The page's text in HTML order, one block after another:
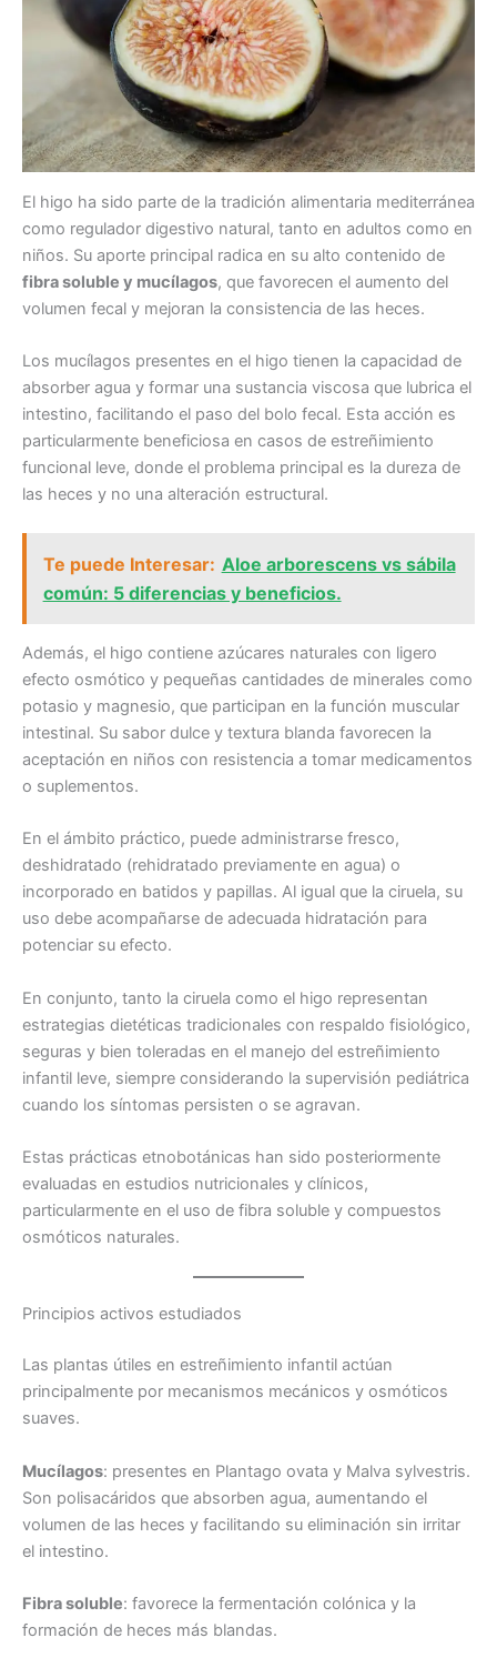
El higo ha sido parte de la tradición alimentaria mediterránea
como regulador digestivo natural, tanto en adultos como en
niños. Su aporte principal radica en su alto contenido de
fibra soluble y mucílagos, que favorecen el aumento del
volumen fecal y mejoran la consistencia de las heces.
Los mucílagos presentes en el higo tienen la capacidad de
absorber agua y formar una sustancia viscosa que lubrica el
intestino, facilitando el paso del bolo fecal. Esta acción es
particularmente beneficiosa en casos de estreñimiento
funcional leve, donde el problema principal es la dureza de
las heces y no una alteración estructural.
Te puede Interesar: Aloe arborescens vs sábila
común: 5 diferencias y beneficios.
Además, el higo contiene azúcares naturales con ligero
efecto osmótico y pequeñas cantidades de minerales como
potasio y magnesio, que participan en la función muscular
intestinal. Su sabor dulce y textura blanda favorecen la
aceptación en niños con resistencia a tomar medicamentos
o suplementos.
En el ámbito práctico, puede administrarse fresco,
deshidratado (rehidratado previamente en agua) o
incorporado en batidos y papillas. Al igual que la ciruela, su
uso debe acompañarse de adecuada hidratación para
potenciar su efecto.
En conjunto, tanto la ciruela como el higo representan
estrategias dietéticas tradicionales con respaldo fisiológico,
seguras y bien toleradas en el manejo del estreñimiento
infantil leve, siempre considerando la supervisión pediátrica
cuando los síntomas persisten o se agravan.
Estas prácticas etnobotánicas han sido posteriormente
evaluadas en estudios nutricionales y clínicos,
particularmente en el uso de fibra soluble y compuestos
osmóticos naturales.
Principios activos estudiados
Las plantas útiles en estreñimiento infantil actúan
principalmente por mecanismos mecánicos y osmóticos
suaves.
Mucílagos: presentes en Plantago ovata y Malva sylvestris.
Son polisacáridos que absorben agua, aumentando el
volumen de las heces y facilitando su eliminación sin irritar
el intestino.
Fibra soluble: favorece la fermentación colónica y la
formación de heces más blandas.